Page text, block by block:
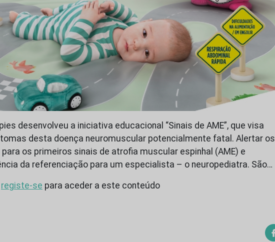
desenvolveu a iniciativa educacional “Sinais de AME”, que visa
desta doença neuromuscular potencialmente fatal. Alertar os
os primeiros sinais de atrofia muscular espinhal (AME) e
da referenciação para um especialista – o neuropediatra. São…
registe-se para aceder a este conteúdo